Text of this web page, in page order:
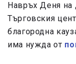
Навръх Деня на
Търговския
благородна
има нужда от